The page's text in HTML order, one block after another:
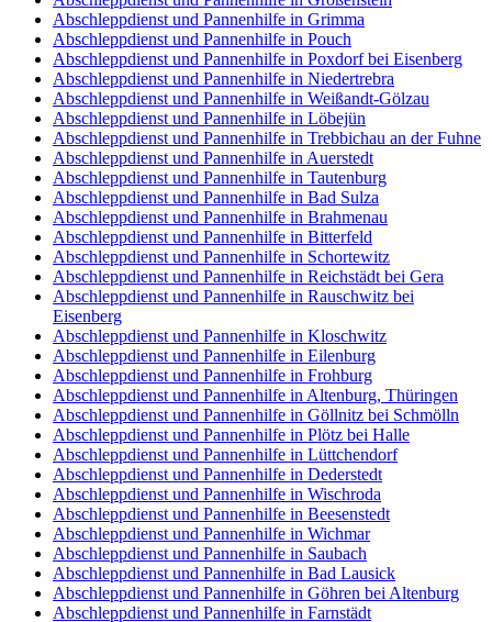
Abschleppdienst und Pannenhilfe in Grimma
Abschleppdienst und Pannenhilfe in Pouch
Abschleppdienst und Pannenhilfe in Poxdorf bei Eisenberg
Abschleppdienst und Pannenhilfe in Niedertrebra
Abschleppdienst und Pannenhilfe in Weißandt-Gölzau
Abschleppdienst und Pannenhilfe in Löbejün
Abschleppdienst und Pannenhilfe in Trebbichau an der Fuhne
Abschleppdienst und Pannenhilfe in Auerstedt
Abschleppdienst und Pannenhilfe in Tautenburg
Abschleppdienst und Pannenhilfe in Bad Sulza
Abschleppdienst und Pannenhilfe in Brahmenau
Abschleppdienst und Pannenhilfe in Bitterfeld
Abschleppdienst und Pannenhilfe in Schortewitz
Abschleppdienst und Pannenhilfe in Reichstädt bei Gera
Abschleppdienst und Pannenhilfe in Rauschwitz bei
Eisenberg
Abschleppdienst und Pannenhilfe in Kloschwitz
Abschleppdienst und Pannenhilfe in Eilenburg
Abschleppdienst und Pannenhilfe in Frohburg
Abschleppdienst und Pannenhilfe in Altenburg, Thüringen
Abschleppdienst und Pannenhilfe in Göllnitz bei Schmölln
Abschleppdienst und Pannenhilfe in Plötz bei Halle
Abschleppdienst und Pannenhilfe in Lüttchendorf
Abschleppdienst und Pannenhilfe in Dederstedt
Abschleppdienst und Pannenhilfe in Wischroda
Abschleppdienst und Pannenhilfe in Beesenstedt
Abschleppdienst und Pannenhilfe in Wichmar
Abschleppdienst und Pannenhilfe in Saubach
Abschleppdienst und Pannenhilfe in Bad Lausick
Abschleppdienst und Pannenhilfe in Göhren bei Altenburg
Abschleppdienst und Pannenhilfe in Farnstädt